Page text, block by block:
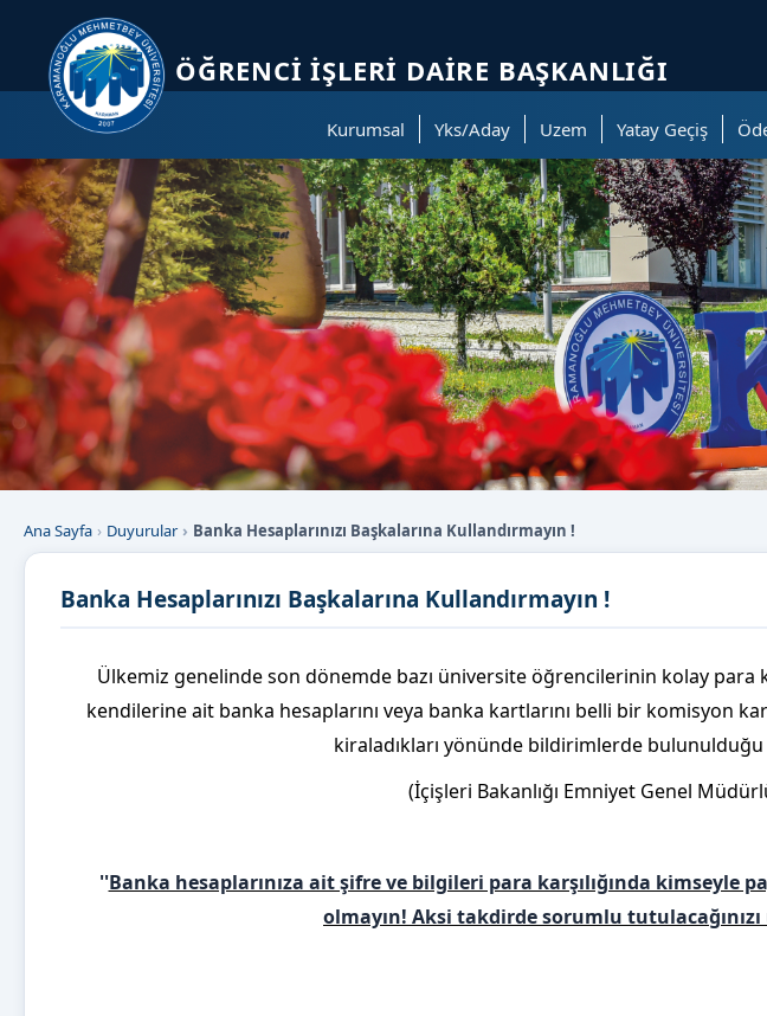
ÖĞRENCI İŞLERI DAIRE BAŞKANLIĞI
Kurumsal Yks/Aday Uzem Yatay Geçiş
Ana Sayfa Duyurular Banka Hesaplarınızı Başkalarına Kullandırmayın !
Banka Hesaplarınızı Başkalarına Kullandırmayın !
Ülkemiz genelinde son dönemde bazı üniversite öğrencilerinin kolay
kendilerine ait banka hesaplarını veya banka kartlarını belli bir komisyon
kiraladıkları yönünde bildirimlerde
(İçişleri Bakanlığı Emniyet Genel
''Banka hesaplarınıza ait şifre ve bilgileri para karşılığında kimseyle
olmayın! Aksi takdirde sorumlu